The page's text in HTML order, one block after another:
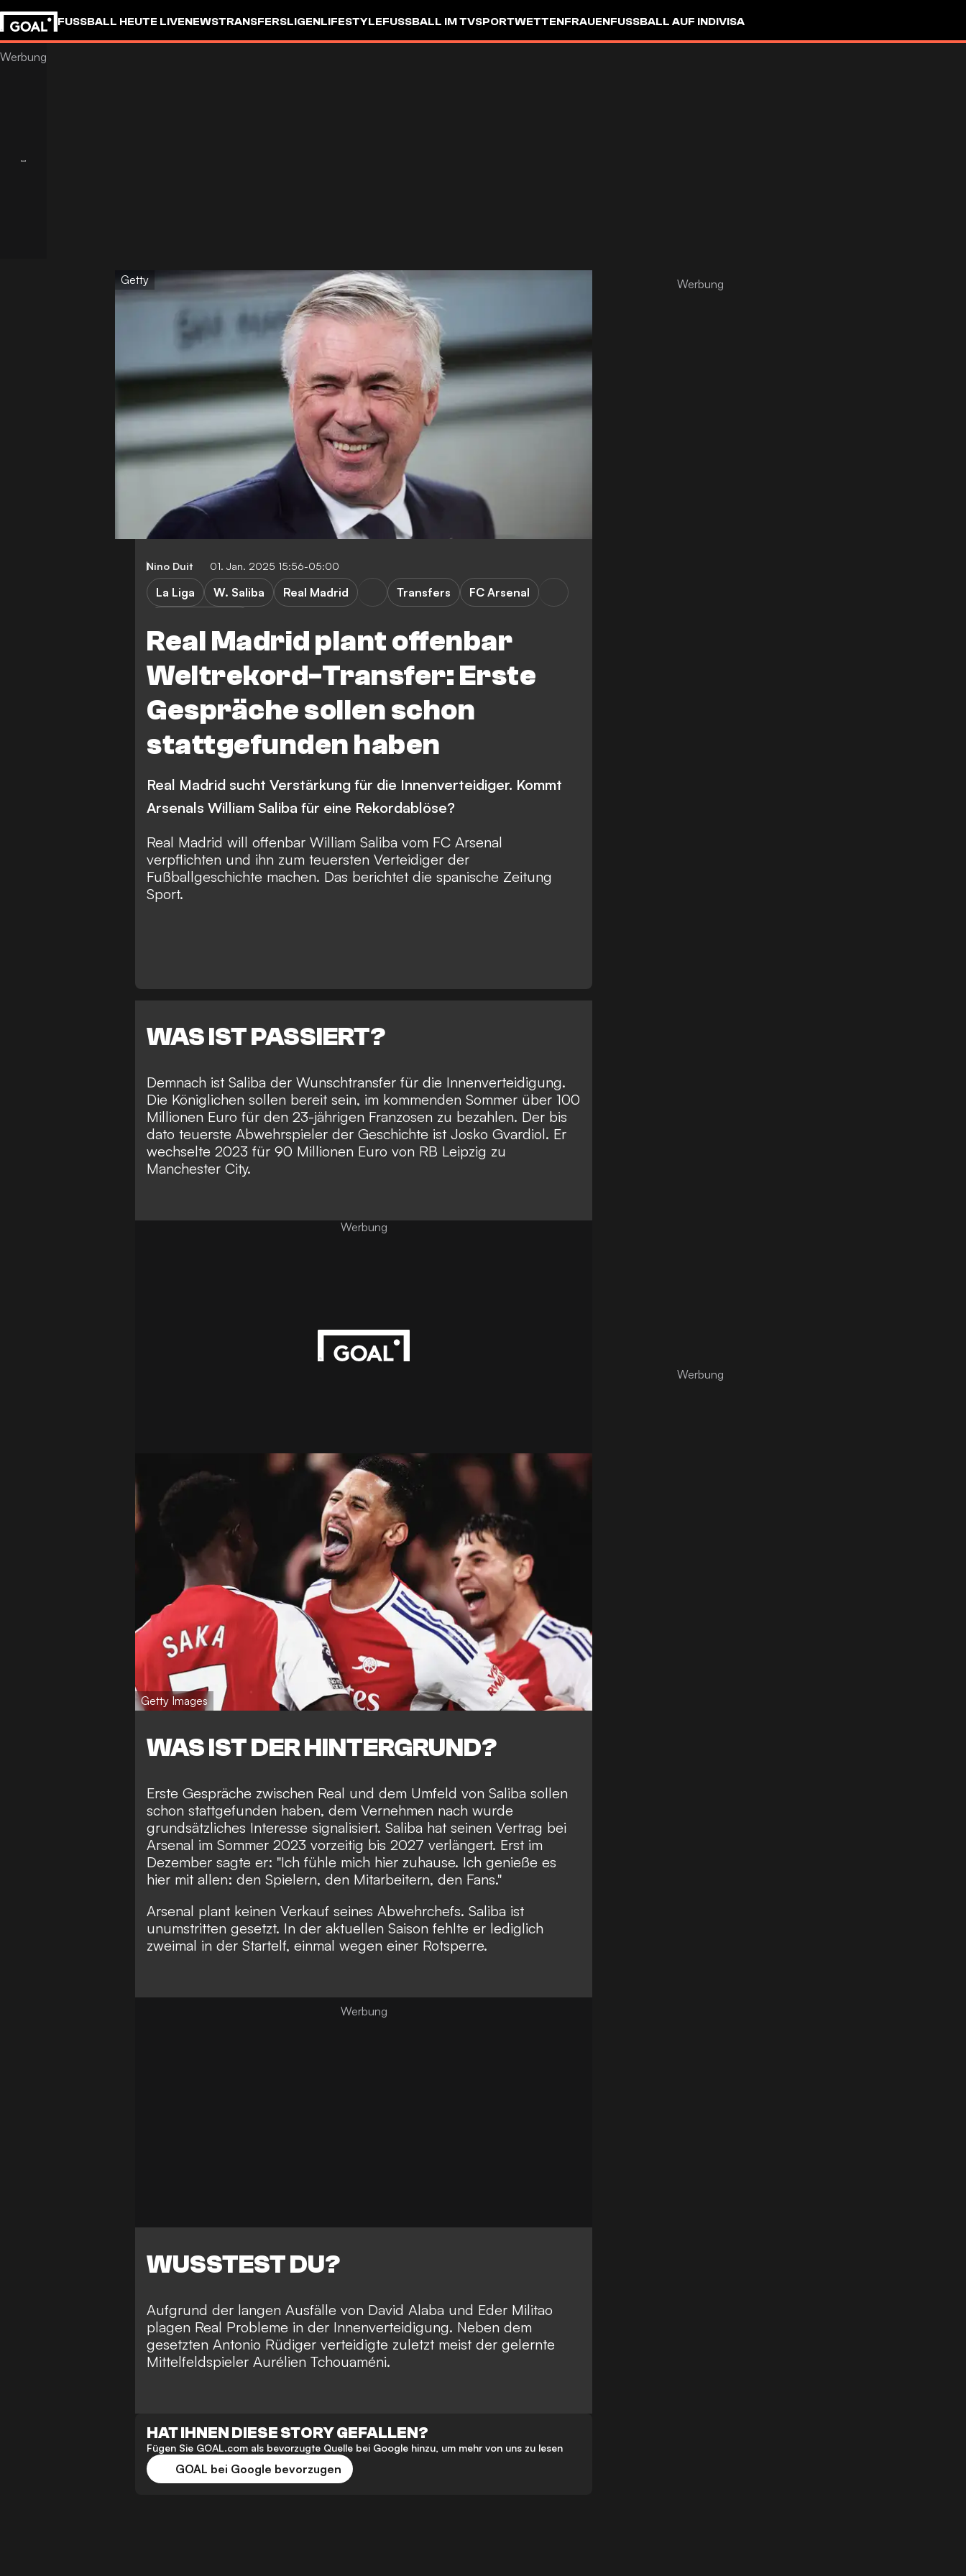
FUSSBALL HEUTE LIVENEWSTRANSFERSLIGENLIFESTYLEFUSSBALL IM TV SPORTWETTENFRAUENFUSSBALL AUF INDIVISA
Getty
Nino Duit 01. Jan. 2025 15:56-05:00
Real Madrid plant offenbar
Weltrekord-Transfer: Erste
Gespräche sollen schon
stattgefunden haben
La Liga W. Saliba Real Madrid Transfers
FC Arsenal
Real Madrid sucht Verstärkung für die Innenverteidiger. Kommt
Arsenals William Saliba für eine Rekordablöse?
Real Madrid will offenbar William Saliba vom FC Arsenal
verpflichten und ihn zum teuersten Verteidiger der
Fußballgeschichte machen. Das berichtet die spanische Zeitung
Sport.
WAS IST PASSIERT?
Demnach ist Saliba der Wunschtransfer für die Innenverteidigung.
Die Königlichen sollen bereit sein, im kommenden Sommer über 100
Millionen Euro für den 23-jährigen Franzosen zu bezahlen. Der bis
dato teuerste Abwehrspieler der Geschichte ist Josko Gvardiol. Er
wechselte 2023 für 90 Millionen Euro von RB Leipzig zu
Manchester City.
Werbung
Getty Images
WAS IST DER HINTERGRUND?
Erste Gespräche zwischen Real und dem Umfeld von Saliba sollen
schon stattgefunden haben, dem Vernehmen nach wurde
grundsätzliches Interesse signalisiert. Saliba hat seinen Vertrag bei
Arsenal im Sommer 2023 vorzeitig bis 2027 verlängert. Erst im
Dezember sagte er: "Ich fühle mich hier zuhause. Ich genieße es
hier mit allen: den Spielern, den Mitarbeitern, den Fans."
Arsenal plant keinen Verkauf seines Abwehrchefs. Saliba ist
unumstritten gesetzt. In der aktuellen Saison fehlte er lediglich
zweimal in der Startelf, einmal wegen einer Rotsperre.
WUSSTEST DU?
Aufgrund der langen Ausfälle von David Alaba und Eder Militao
plagen Real Probleme in der Innenverteidigung. Neben dem
gesetzten Antonio Rüdiger verteidigte zuletzt meist der gelernte
Mittelfeldspieler Aurélien Tchouaméni.
HAT IHNEN DIESE STORY GEFALLEN?
Fügen Sie GOAL.com als bevorzugte Quelle bei Google hinzu, um mehr von uns zu lesen
GOAL bei Google bevorzugen